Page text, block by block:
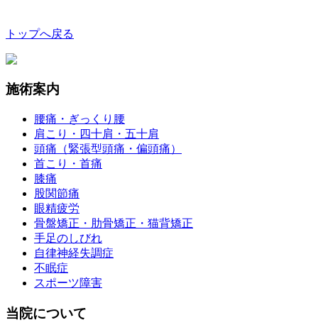
トップへ戻る
施術案内
腰痛・ぎっくり腰
肩こり・四十肩・五十肩
頭痛（緊張型頭痛・偏頭痛）
首こり・首痛
膝痛
股関節痛
眼精疲労
骨盤矯正・肋骨矯正・猫背矯正
手足のしびれ
自律神経失調症
不眠症
スポーツ障害
当院について